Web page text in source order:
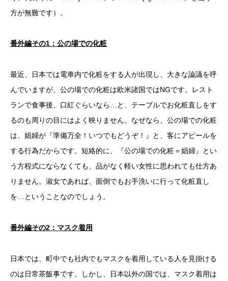
方が無難です）。
番外編その1 ：公の場での化粧
最近、日本では電車内で化粧をする人が出現し、大きな論議を呼
んでいますが、公の場での化粧は欧米諸国ではNGです。レスト
ランで食事後、口紅ぐらいなら…と、テーブルでお化粧直しをす
るのも周りの目にはよく映りません。なぜなら、公の場での化粧
は、娼婦が『準備万全！いつでもどうぞ！』と、客にアピールを
する行為だからです。短絡的に、『公の場での化粧＝娼婦』とい
う方程式にならなくても、品がなく軽い女性に思われても仕方あ
りません。淑女であれば、面倒でもお手洗いに行って化粧直し
を…ということなのでしょう。
番外編その2 ：マスク着用
日本では、町中でも社内でもマスクを着用している人を見掛ける
のは日常茶飯事です。しかし、日本以外の国では、マスク着用は